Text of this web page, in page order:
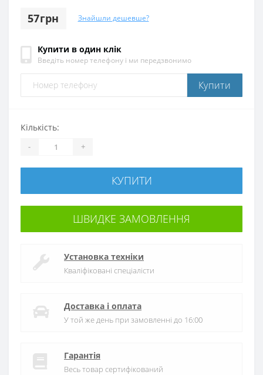
57грн Знайшли дешевше?
Купити в один клік
Введіть номер телефону і ми передзвонимо
Купити
Кількість:
- +
КУПИТИ
ШВИДКЕ ЗАМОВЛЕННЯ
Установка техніки
Кваліфіковані спеціалісти
Доставка і оплата
У той же день при замовленні до 16:00
Гарантія
Весь товар сертифікований